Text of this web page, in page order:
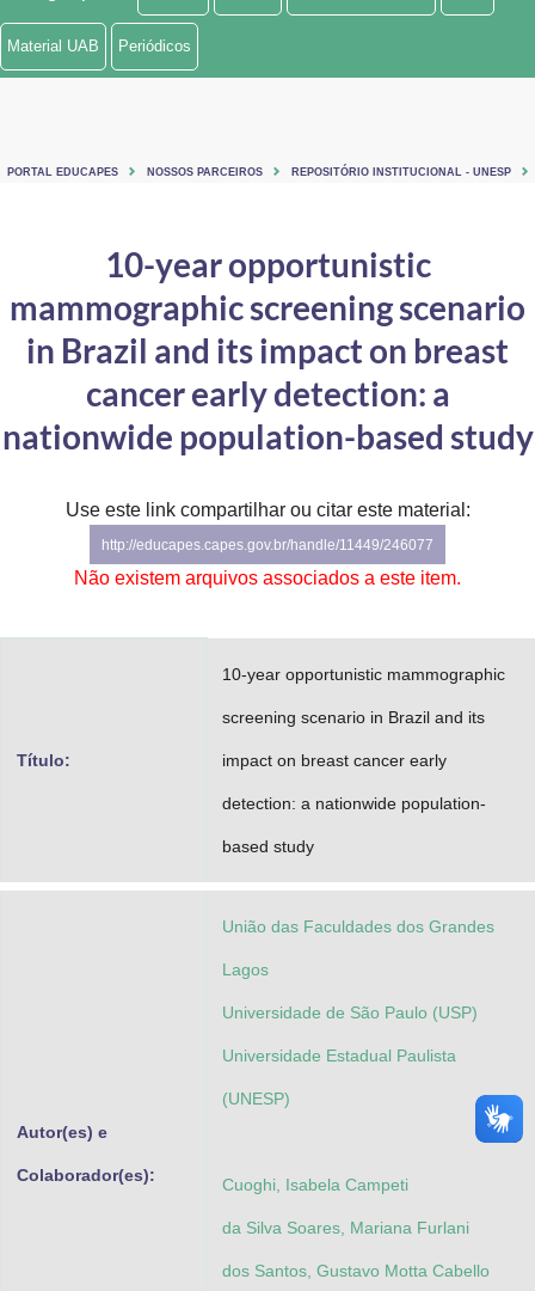
Ministério de Minas e Energia
Ministério da Mulher, da Família e dos Direitos Humanos
Secretaria-Geral
Secretaria de Governo
Gabinete de Segurança Institucional
Material UAB Periódicos
PORTAL EDUCAPES NOSSOS PARCEIROS REPOSITÓRIO INSTITUCIONAL - UNESP
10-year opportunistic
mammographic screening scenario
in Brazil and its impact on breast
cancer early detection: a
nationwide population-based study
Use este link compartilhar ou citar este material:
http://educapes.capes.gov.br/handle/11449/246077
Não existem arquivos associados a este item.
Título:
10-year opportunistic mammographic
screening scenario in Brazil and its
impact on breast cancer early
detection: a nationwide population-
based study
Autor(es) e
Colaborador(es):
União das Faculdades dos Grandes
Lagos
Universidade de São Paulo (USP)
Universidade Estadual Paulista
(UNESP)
Cuoghi, Isabela Campeti
da Silva Soares, Mariana Furlani
dos Santos, Gustavo Motta Cabello